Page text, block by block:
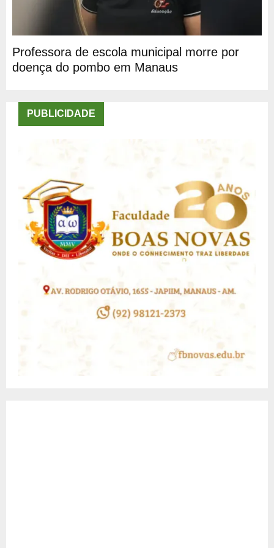
Professora de escola municipal morre por
doença do pombo em Manaus
PUBLICIDADE